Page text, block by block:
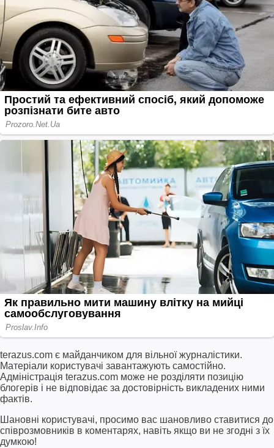
terazus.com є майданчиком для вільної журналістики.
Матеріали користувачі завантажують самостійно.
Адміністрація terazus.com може не розділяти позицію
блогерів і не відповідає за достовірність викладених ними
фактів.
Шановні користувачі, просимо вас шановливо ставитися до
співрозмовників в коментарях, навіть якщо ви не згодні з їх
думкою!